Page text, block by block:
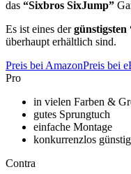
das “Sixbros SixJump”
Es ist eines der
überhaupt erhältlich sind.
Preis bei AmazonPreis bei
Pro
in vielen Farben &
gutes Sprungtuch
einfache Montage
konkurrenzlos
Contra